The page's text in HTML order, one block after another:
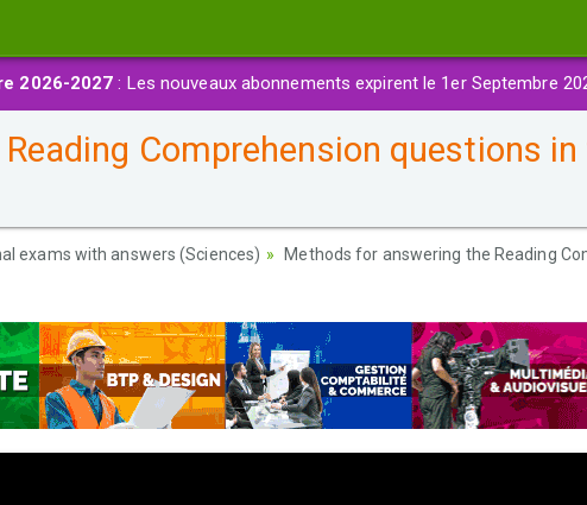
2026-2027 : Les nouveaux abonnements expirent le 1er Septembre
Comprehension questions in
exams with answers (Sciences)
Methods for answering the Reading